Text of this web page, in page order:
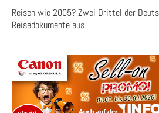
Reisen wie 2005? Zwei Drittel der
Reisedokumente aus